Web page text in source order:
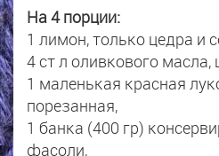
На 4 порции:
1 лимон, только цедра и
4 ст л оливкового масла,
1 маленькая красная
порезанная,
1 банка (400 гр)
фасоли,